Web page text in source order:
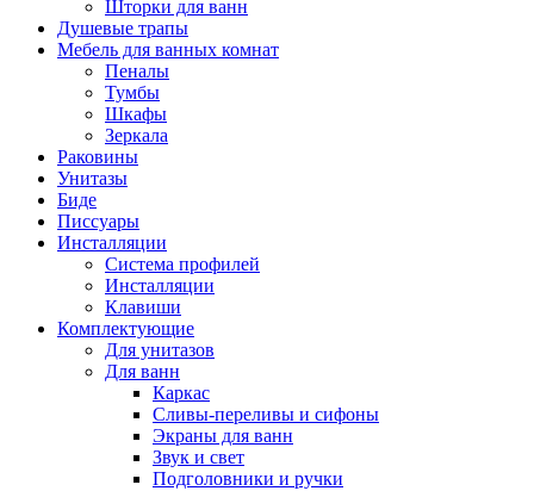
Шторки для ванн
Душевые трапы
Мебель для ванных комнат
Пеналы
Тумбы
Шкафы
Зеркала
Раковины
Унитазы
Биде
Писсуары
Инсталляции
Система профилей
Инсталляции
Клавиши
Комплектующие
Для унитазов
Для ванн
Каркас
Сливы-переливы и сифоны
Экраны для ванн
Звук и свет
Подголовники и ручки